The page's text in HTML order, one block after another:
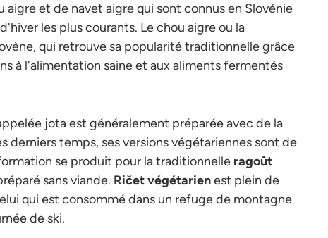
et de navet aigre qui sont connus en Slovénie
les plus courants. Le chou aigre ou la
qui retrouve sa popularité traditionnelle grâce
à l'alimentation saine et aux aliments fermentés
jota est généralement préparée avec de la
derniers temps, ses versions végétariennes sont de
se produit pour la traditionnelle ragoût
sans viande. Ričet végétarienest plein de
qui est consommé dans un refuge de montagne
de ski.